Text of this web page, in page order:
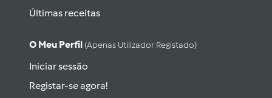
Últimas receitas
O Meu Perfil (apenas Utilizador Registado)
Iniciar sessão
Registar-se agora!